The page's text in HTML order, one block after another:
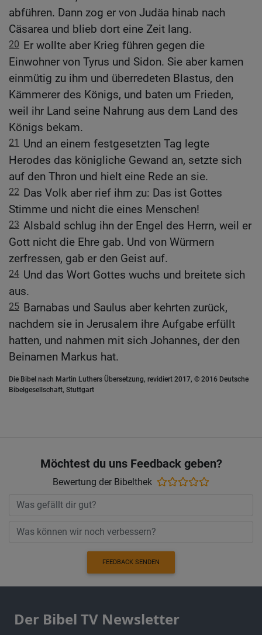
abführen. Dann zog er von Judäa hinab nach
Cäsarea und blieb dort eine Zeit lang.
20 Er wollte aber Krieg führen gegen die
Einwohner von Tyrus und Sidon. Sie aber kamen
einmütig zu ihm und überredeten Blastus, den
Kämmerer des Königs, und baten um Frieden,
weil ihr Land seine Nahrung aus dem Land des
Königs bekam.
21
Und an einem festgesetzten Tag legte
Herodes das königliche Gewand an, setzte sich
auf den Thron und hielt eine Rede an sie.
22 Das Volk aber rief ihm zu: Das ist Gottes
Stimme und nicht die eines Menschen!
23 Alsbald schlug ihn der Engel des Herrn, weil er
Gott nicht die Ehre gab. Und von Würmern
zerfressen, gab er den Geist auf.
24 Und das Wort Gottes wuchs und breitete sich
aus.
25 Barnabas und Saulus aber kehrten zurück,
nachdem sie in Jerusalem ihre Aufgabe erfüllt
hatten, und nahmen mit sich Johannes, der den
Beinamen Markus hat.
Die Bibel nach Martin Luthers Übersetzung, revidiert 2017, © 2016 Deutsche
Bibelgesellschaft, Stuttgart
Möchtest du uns Feedback geben?
Bewertung der Bibelthek
FEEDBACK SENDEN
Der Bibel TV Newsletter